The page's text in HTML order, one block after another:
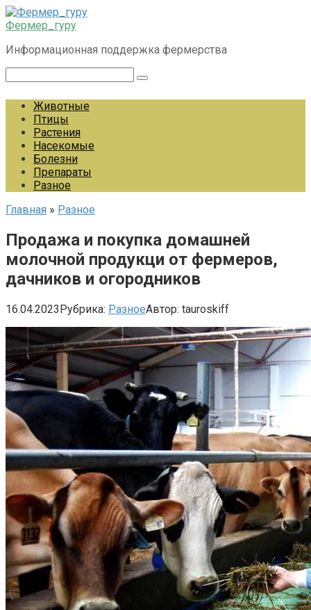
Перейти
к
Фермер_гуру
Информационная поддержка фермерства
Животные
Птицы
Растения
Насекомые
Болезни
Препараты
Разное
Главная » Разное
Продажа и покупка домашней
молочной продукци от фермеров,
дачников и огородников
16.04.2023Рубрика: РазноеАвтор: tauroskiff